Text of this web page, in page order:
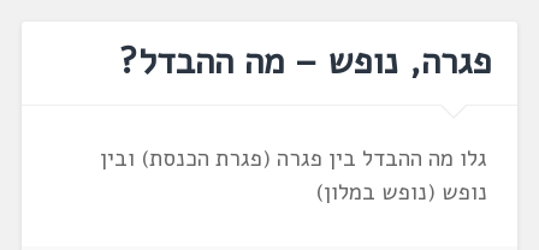
פגרה, נופש – מה ההבדל?
גלו מה ההבדל בין פגרה (פגרת הכנסת) ובין
נופש (נופש במלון)